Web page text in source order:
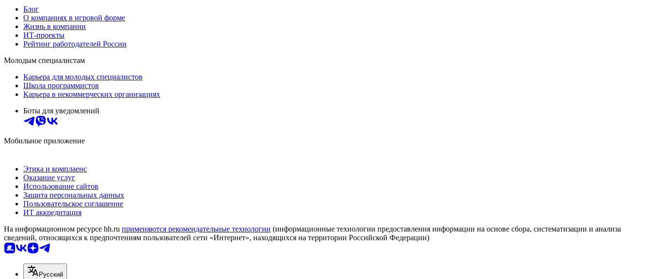
Блог
О компаниях в игровой форме
Жизнь в компании
ИТ-проекты
Рейтинг работодателей России
Молодым специалистам
Карьера для молодых специалистов
Школа программистов
Карьера в некоммерческих организациях
Боты для уведомлений
Мобильное приложение
Этика и комплаенс
Оказание услуг
Использование сайтов
Защита персональных данных
Пользовательское соглашение
ИТ аккредитация
На информационном ресурсе hh.ru применяются рекомендательные технологии (информационные технологии предоставления информации на основе сбора, систематизации и анализа
сведений, относящихся к предпочтениям пользователей сети «Интернет», находящихся на территории Российской Федерации)
Русский